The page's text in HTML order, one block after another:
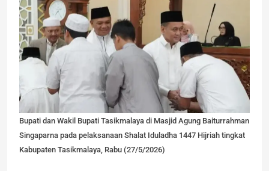
Bupati dan Wakil Bupati Tasikmalaya di Masjid Agung Baiturrahman
Singaparna pada pelaksanaan Shalat Iduladha 1447 Hijriah tingkat
Kabupaten Tasikmalaya, Rabu (27/5/2026)